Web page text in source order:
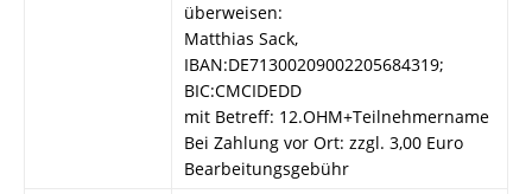
überweisen:
Matthias Sack,
IBAN:DE71300209002205684319;
BIC:CMCIDEDD
mit Betreff: 12.OHM+Teilnehmername
Bei Zahlung vor Ort: zzgl. 3,00 Euro
Bearbeitungsgebühr